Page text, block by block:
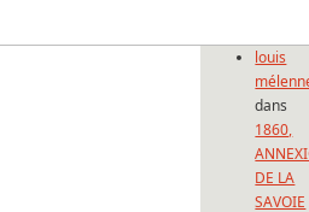
louis
dans
1860,
DE LA
SAVOIE